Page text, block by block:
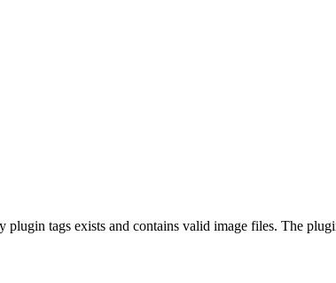
tags exists and contains valid image files. The